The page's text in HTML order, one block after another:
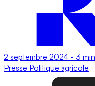
2 septembre 2024 - 3 min
Presse Politique agricole